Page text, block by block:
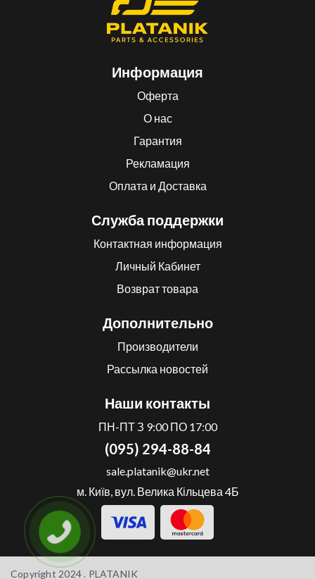
Информация
Оферта
О нас
Гарантия
Рекламация
Оплата и Доставка
Служба поддержки
Контактная информация
Личный Кабинет
Возврат товара
Дополнительно
Производители
Рассылка новостей
Наши контакты
ПН-ПТ З 9:00 ПО 17:00
(095) 294-88-84
sale.platanik@ukr.net
м. Київ, вул. Велика Кільцева 4Б
Copyright 2024 . PLATANIK